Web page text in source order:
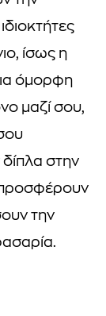
ίσως η
όμορφη
μαζί σου,
στην
την